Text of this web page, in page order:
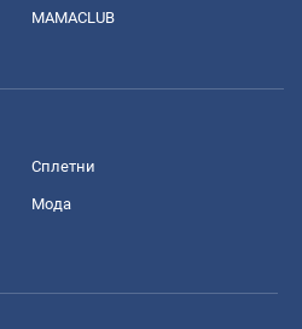
MAMACLUB
Сплетни
Мода